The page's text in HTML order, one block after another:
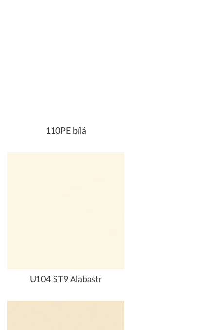
110PE bílá
U104 ST9 Alabastr